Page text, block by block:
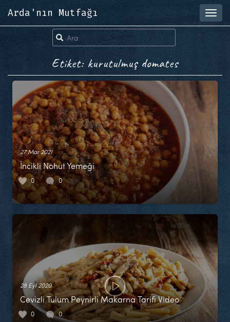
Arda'nın Mutfağı
Etiket: kurutulmuş domates
27 Mar 2021
İncikli Nohut Yemeği
0 0
28 Eyl 2020
Cevizli Tulum Peynirli Makarna Tarifi Video
0 0